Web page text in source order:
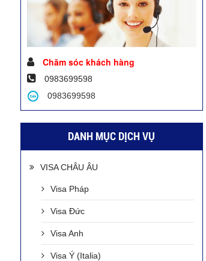
Chăm sóc khách hàng
0983699598
0983699598
DANH MỤC DỊCH VỤ
VISA CHÂU ÂU
Visa Pháp
Visa Đức
Visa Anh
Visa Ý (Italia)